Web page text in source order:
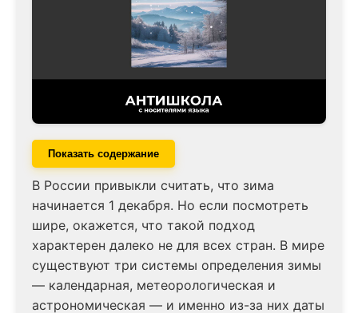
Показать содержание
В России привыкли считать, что зима
начинается 1 декабря. Но если посмотреть
шире, окажется, что такой подход
характерен далеко не для всех стран. В мире
существуют три системы определения зимы
— календарная, метеорологическая и
астрономическая — и именно из-за них даты